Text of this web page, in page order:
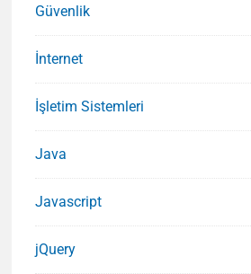
Güvenlik
İnternet
İşletim Sistemleri
Java
Javascript
jQuery